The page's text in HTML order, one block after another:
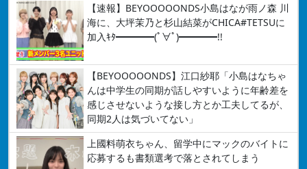
【速報】BEYOOOOONDS小島はなが雨ノ森 川
海に、大坪茉乃と杉山結菜がCHICA#TETSUに
加入ｷﾀ━━━━(ﾟ∀ﾟ)━━━━!!
【BEYOOOOONDS】江口紗耶「小島はなちゃ
んは中学生の同期が話しやすいように年齢差を
感じさせないような接し方とか工夫してるが、
同期2人は気づいてない」
上國料萌衣ちゃん、留学中にマックのバイトに
応募するも書類選考で落とされてしまう